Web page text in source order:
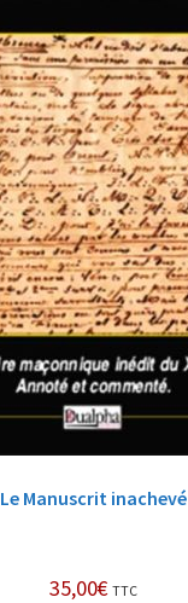
Le Manuscrit inachevé
35,00€ TTC